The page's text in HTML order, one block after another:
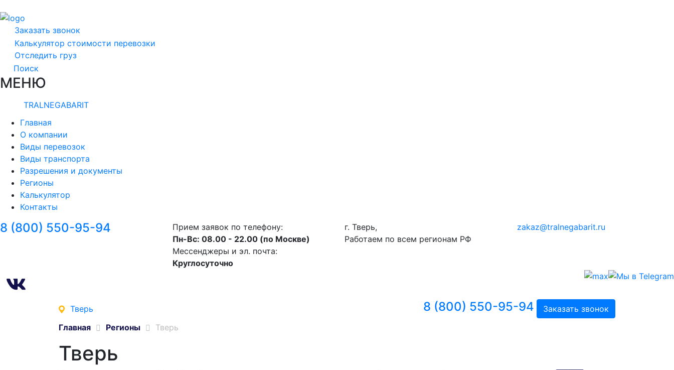
Заказать звонок
Калькулятор стоимости перевозки
Отследить груз
Поиск
МЕНЮ
TRALNEGABARIT
Главная
О компании
Виды перевозок
Виды транспорта
Разрешения и документы
Регионы
Калькулятор
Контакты
8 (800) 550-95-94
Прием заявок по телефону:
Пн-Вс: 08.00 - 22.00 (по Москве)
Мессенджеры и эл. почта:
Круглосуточно
г. Тверь,
Работаем по всем регионам РФ
zakaz@tralnegabarit.ru
Тверь 8 (800) 550-95-94
Заказать звонок
Главная
Регионы Тверь
Тверь